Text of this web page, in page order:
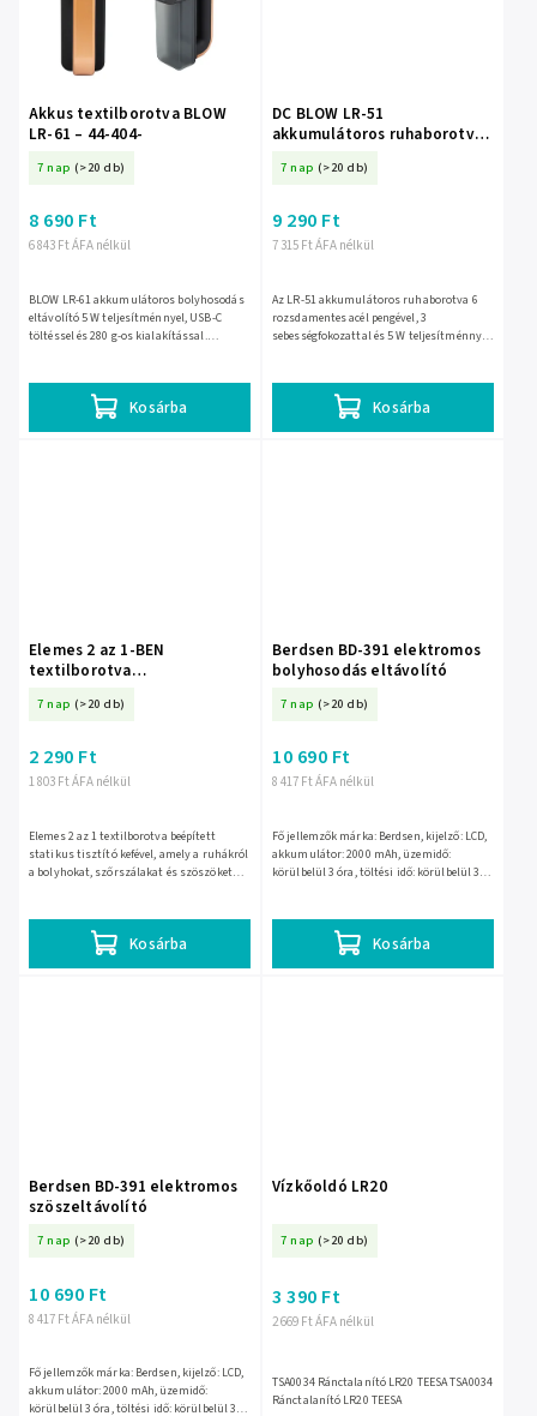
Akkus textilborotva BLOW
LR-61 – 44-404-
7 nap (>20 db)
6 843 Ft ÁFA nélkül
8 690 Ft
Kosárba
BLOW LR-61 akkumulátoros bolyhosodás
eltávolító 5 W teljesítménnyel, USB-C
töltéssel és 280 g-os kialakítással.
DC BLOW LR-51
akkumulátoros ruhaborotva
7 nap (>20 db)
7 315 Ft ÁFA nélkül
9 290 Ft
Kosárba
Az LR-51 akkumulátoros ruhaborotva 6
rozsdamentes acél pengével, 3
sebességfokozattal és 5 W teljesítménnyel
Elemes 2 az 1-BEN
textilborotva
402-
7 nap (>20 db)
1 803 Ft ÁFA nélkül
2 290 Ft
Kosárba
Elemes 2 az 1 textilborotva beépített
statikus tisztító kefével, amely a ruhákról
a bolyhokat, szőrszálakat és szöszöket
Berdsen BD-391 elektromos
bolyhosodás eltávolító
7 nap (>20 db)
8 417 Ft ÁFA nélkül
10 690 Ft
Kosárba
Fő jellemzők márka: Berdsen, kijelző: LCD,
akkumulátor: 2000 mAh, üzemidő:
körülbelül 3 óra, töltési idő: körülbelül 3
Berdsen BD-391 elektromos
szöszeltávolító
7 nap (>20 db)
8 417 Ft ÁFA nélkül
10 690 Ft
Fő jellemzők márka: Berdsen, kijelző: LCD,
akkumulátor: 2000 mAh, üzemidő:
körülbelül 3 óra, töltési idő: körülbelül 3
Vízkőoldó LR20
7 nap (>20 db)
2 669 Ft ÁFA nélkül
3 390 Ft
TSA0034 Ránctalanító LR20 TEESA TSA0034
Ránctalanító LR20 TEESA